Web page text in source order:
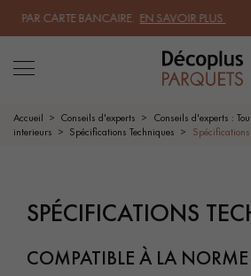
CARTE BANCAIRE.EN SAVOIR PLUS|
PARQUET MASSIF
Accueil Conseils d'experts
Conseils d'experts :
interieurs
Spécifications Techniques
SPÉCIFICATIONS
COMPATIBLE À LA NORME